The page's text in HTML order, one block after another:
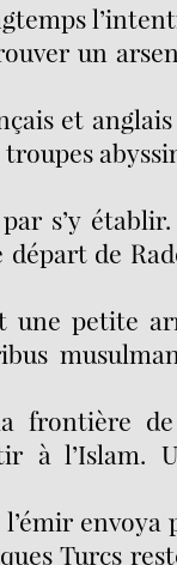
un
et
s’y établir.
de
une petite
frontière
à l’Islam.
envoya
Turcs